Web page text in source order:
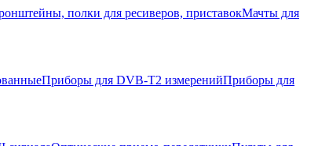
полки для ресиверов, приставокМачты для
Приборы для DVB-T2 измеренийПриборы для